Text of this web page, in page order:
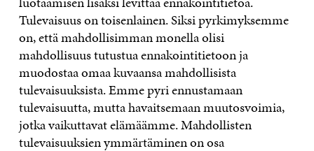
Tulevaisuus on toisenlainen. Siksi pyrkimyksemme
on, että mahdollisimman monella olisi
mahdollisuus tutustua ennakointitietoon ja
muodostaa omaa kuvaansa mahdollisista
tulevaisuuksista. Emme pyri ennustamaan
tulevaisuutta, mutta havaitsemaan muutosvoimia,
jotka vaikuttavat elämäämme. Mahdollisten
tulevaisuuksien ymmärtäminen on osa